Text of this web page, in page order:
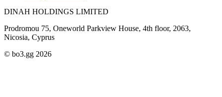
DINAH HOLDINGS LIMITED
Prodromou 75, Oneworld Parkview House, 4th floor, 2063,
Nicosia, Cyprus
© bo3.gg 2026